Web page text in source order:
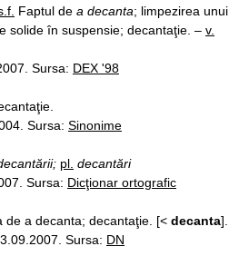
Faptul de a decanta; limpezirea unui
solide în suspensie; decantaţie. – v.
Sursa: DEX '98
Sursa: Sinonime
pl. decantări
Sursa: Dicţionar ortografic
de a decanta; decantaţie. [< decanta].
Sursa: DN